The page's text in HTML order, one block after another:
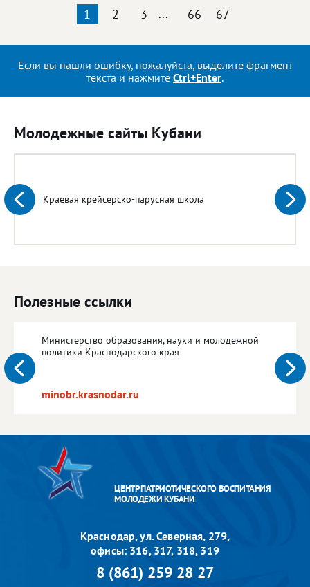
1 2 3 ... 66 67
Если вы нашли ошибку, пожалуйста, выделите фрагмент
текста и нажмите Ctrl+Enter.
Молодежные сайты Кубани
Краевая крейсерско-парусная школа
Полезные ссылки
Министерство образования, науки и молодежной
политики Краснодарского края
minobr.krasnodar.ru
ЦЕНТР ПАТРИОТИЧЕСКОГО ВОСПИТАНИЯ
МОЛОДЕЖИ КУБАНИ
Краснодар, ул. Северная, 279,
офисы: 316, 317, 318, 319
8 (861) 259 28 27